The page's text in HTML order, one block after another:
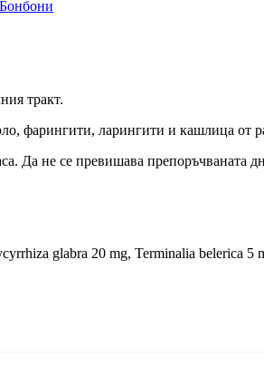
Бонбони
тракт.
фарингити, ларингити и кашлица от
Да не се превишава препоръчваната
glabra 20 mg, Terminalia belerica